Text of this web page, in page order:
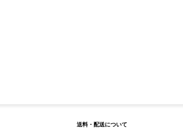
送料・配送について